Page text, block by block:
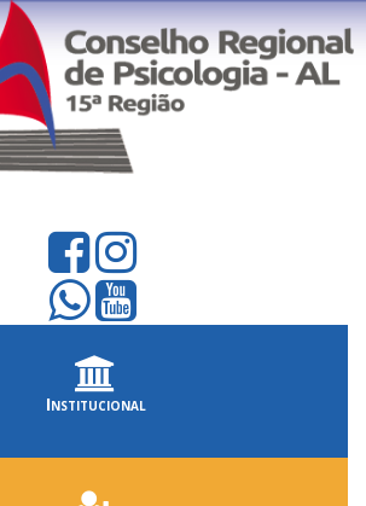
Institucional